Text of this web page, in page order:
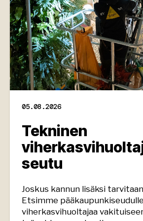
05.08.2026
Tekninen
seutu
Joskus kannun lisäksi
Etsimme
viherkasvihuoltajaa